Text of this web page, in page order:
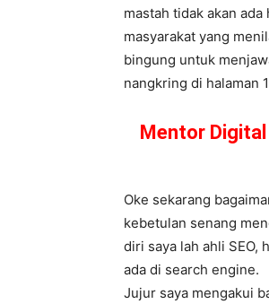
mastah tidak akan
masyarakat yang
bingung untuk
nangkring di halaman
Mentor Digital
Oke sekarang
kebetulan senang
diri saya lah ahli SEO,
ada di search engine.
Jujur saya mengakui